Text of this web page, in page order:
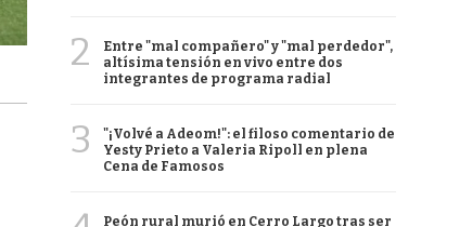
2
Entre "mal compañero" y "mal perdedor",
altísima tensión en vivo entre dos
integrantes de programa radial
3
"¡Volvé a Adeom!": el filoso comentario de
Yesty Prieto a Valeria Ripoll en plena
Cena de Famosos
Peón rural murió en Cerro Largo tras ser